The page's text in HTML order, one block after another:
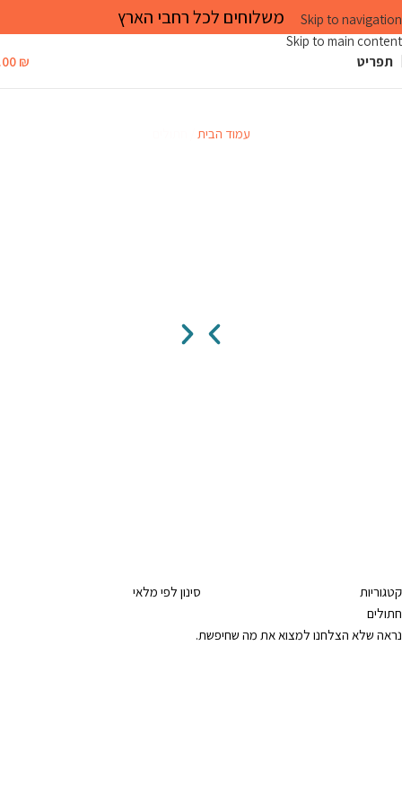
Skip to navigation
Skip to main content
משלוחים לכל רחבי הארץ
תפריט ₪
עמוד הבית
קטגוריות
חתולים
סינון לפי מלאי
נראה שלא הצלחנו למצוא את מה שחיפשת.